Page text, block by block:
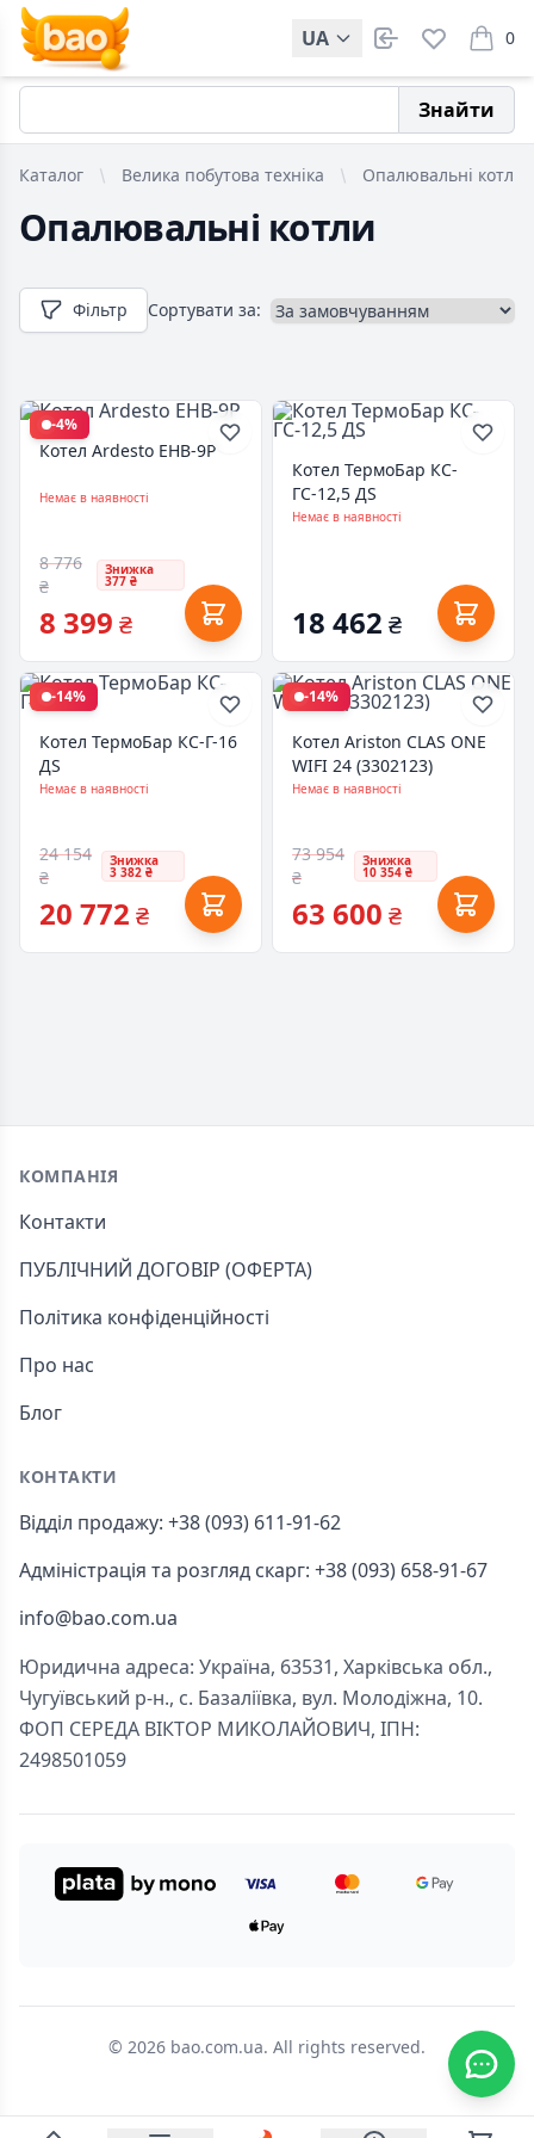
UA 0
items
Знайти
Каталог Велика побутова техніка Опалювальні котли
Опалювальні котли
Фільтр Сортувати за:
-4%
Котел Ardesto EHB-9P
Немає в наявності
8 776
₴
Знижка
377 ₴
8 399 ₴
Котел ТермоБар КС-
ГС-12,5 ДS
Немає в наявності
18 462 ₴
-14%
Котел ТермоБар КС-Г-16
ДS
Немає в наявності
24 154
₴
Знижка
3 382 ₴
20 772 ₴
-14%
Котел Ariston CLAS ONE
WIFI 24 (3302123)
Немає в наявності
73 954
₴
Знижка
10 354 ₴
63 600 ₴
Footer
КОМПАНІЯ
Контакти
ПУБЛІЧНИЙ ДОГОВІР (ОФЕРТА)
Політика конфіденційності
Про нас
Блог
КОНТАКТИ
Відділ продажу: +38 (093) 611-91-62
Адміністрація та розгляд скарг: +38 (093) 658-91-67
info@bao.com.ua
Юридична адреса: Україна, 63531, Харківська обл.,
Чугуївський р-н., с. Базаліївка, вул. Молодіжна, 10.
ФОП СЕРЕДА ВІКТОР МИКОЛАЙОВИЧ, ІПН:
2498501059
© 2026 bao.com.ua. All rights reserved.